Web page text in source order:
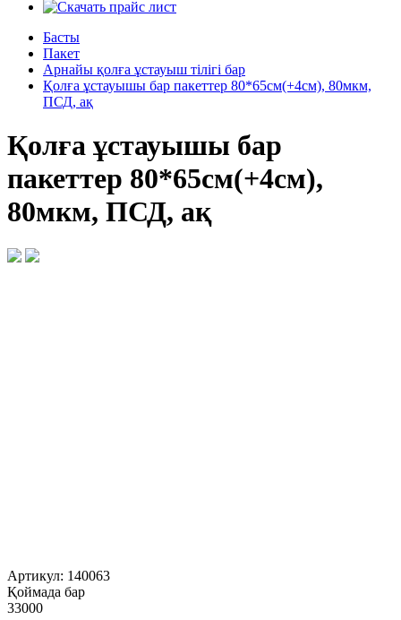
Басты
Пакет
Арнайы қолға ұстауыш тілігі бар
Қолға ұстауышы бар пакеттер 80*65см(+4см), 80мкм,
ПСД, ақ
Қолға ұстауышы бар
пакеттер 80*65см(+4см),
80мкм, ПСД, ақ
Артикул: 140063
Қоймада бар
33000